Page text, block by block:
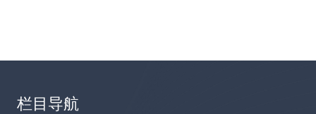
栏目导航